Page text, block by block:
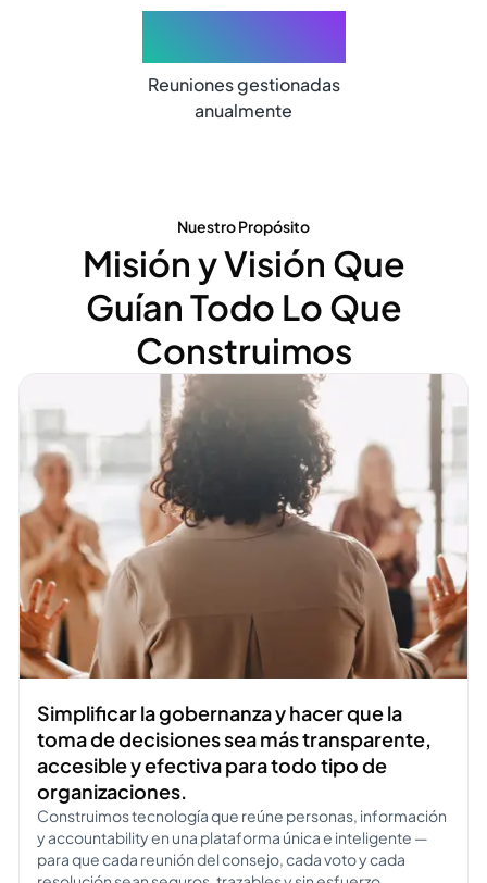
Reuniones gestionadas
anualmente
Nuestro Propósito
Misión y Visión Que
Guían Todo Lo Que
Construimos
Simplificar la gobernanza y hacer que la
toma de decisiones sea más transparente,
accesible y efectiva para todo tipo de
organizaciones.
Construimos tecnología que reúne personas, información
y accountability en una plataforma única e inteligente —
para que cada reunión del consejo, cada voto y cada